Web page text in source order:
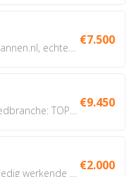
€7.500
€9.450
€2.000